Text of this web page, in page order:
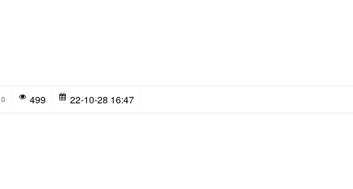
0 499 22-10-28 16:47